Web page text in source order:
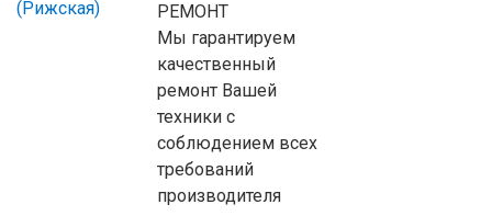
РЕМОНТ
Мы гарантируем
качественный
ремонт Вашей
техники с
соблюдением всех
требований
производителя